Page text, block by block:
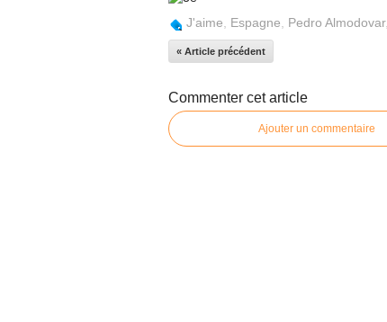
J'aime Espagne Pedro Almodovar,
« Article précédent
Commenter cet article
Ajouter un commentaire